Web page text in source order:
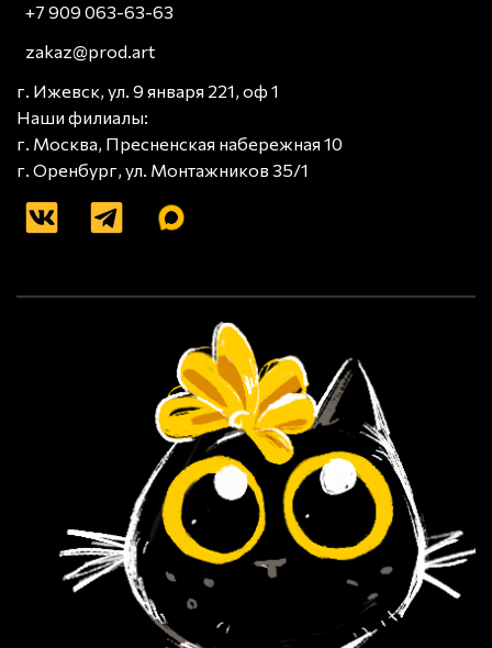
+7 909 063-63-63
zakaz@prod.art
г. Ижевск, ул. 9 января 221, оф 1
Наши филиалы:
г. Москва, Пресненская набережная 10
г. Оренбург, ул. Монтажников 35/1